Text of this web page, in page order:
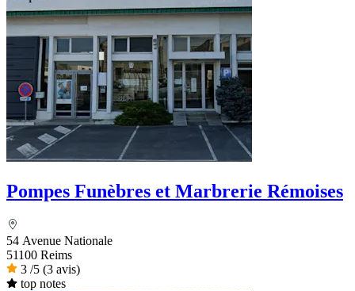
Pompes Funèbres et Marbrerie Rémoises
54 Avenue Nationale
51100 Reims
3 /5 (3 avis)
top notes